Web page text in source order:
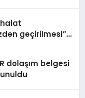
geçirilmesi”
dolaşım belgesi